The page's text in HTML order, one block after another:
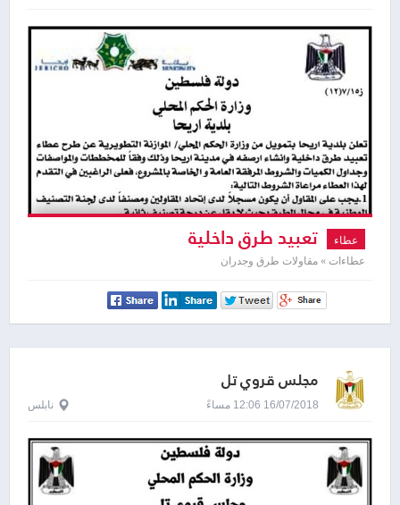
عطاء تعبيد طرق داخلية
عطاءات » مقاولات طرق وجدران
مجلس قروي تل
16/07/2018 12:06 مساءً نابلس